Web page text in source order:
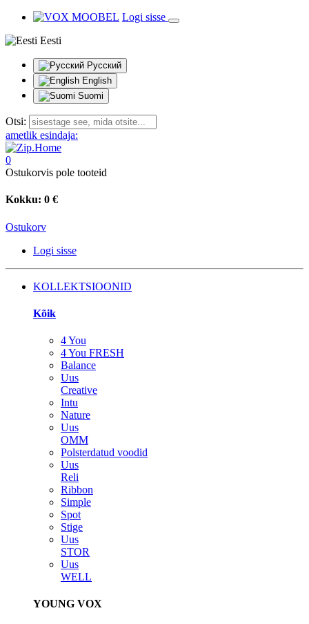
Logi sisse
Eesti
Русский
English
Suomi
Otsi:
ametlik esindaja:
0
Ostukorvis pole tooteid
Kokku: 0 €
Ostukorv
Logi sisse
KOLLEKTSIOONID
Kõik
4 You
4 You FRESH
Balance
Uus
Creative
Intu
Nature
Uus
OMM
Polsterdatud voodid
Uus
Reli
Ribbon
Simple
Spot
Stige
Uus
STOR
Uus
WELL
YOUNG VOX